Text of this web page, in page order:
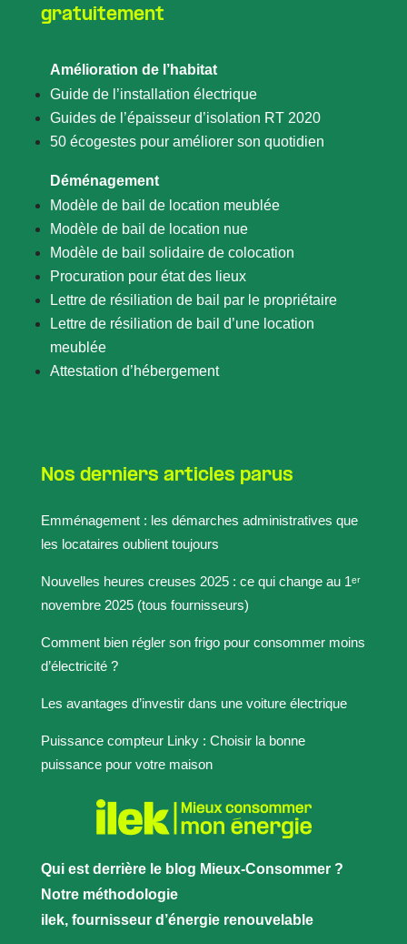
gratuitement
Amélioration de l’habitat
Guide de l’installation électrique
Guides de l’épaisseur d’isolation RT 2020
50 écogestes pour améliorer son quotidien
Déménagement
Modèle de bail de location meublée
Modèle de bail de location nue
Modèle de bail solidaire de colocation
Procuration pour état des lieux
Lettre de résiliation de bail par le propriétaire
Lettre de résiliation de bail d’une location
meublée
Attestation d’hébergement
Nos derniers articles parus
Emménagement : les démarches administratives que
les locataires oublient toujours
Nouvelles heures creuses 2025 : ce qui change au 1ᵉʳ
novembre 2025 (tous fournisseurs)
Comment bien régler son frigo pour consommer moins
d’électricité ?
Les avantages d’investir dans une voiture électrique
Puissance compteur Linky : Choisir la bonne
puissance pour votre maison
Qui est derrière le blog Mieux-Consommer ?
Notre méthodologie
ilek, fournisseur d’énergie renouvelable